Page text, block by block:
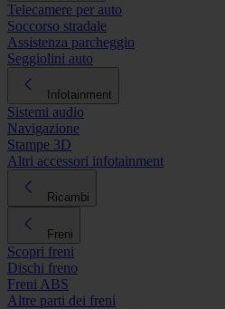
Telecamere per auto
Soccorso stradale
Assistenza parcheggio
Seggiolini auto
Infotainment
Sistemi audio
Navigazione
Stampe 3D
Altri accessori infotainment
Ricambi
Freni
Scopri freni
Dischi freno
Freni ABS
Altre parti dei freni